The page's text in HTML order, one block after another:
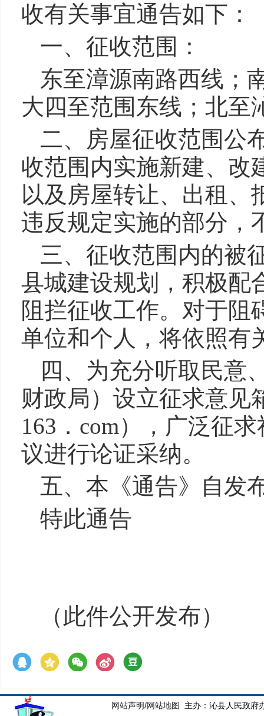
收有关事宜通告如下：
一、征收范围：
东至漳源南路西线；
大四至范围东线；北至
二、房屋征收范围公
收范围内实施新建、改
以及房屋转让、出租、
违反规定实施的部分，
三、征收范围内的被
县城建设规划，积极配
阻拦征收工作。对于阻
单位和个人，将依照有
四、为充分听取民意
财政局）设立征求意见
163．com），广泛征
议进行论证采纳。
五、本《通告》自发
特此通告
（此件公开发布）
网站声明/网站地图
主办：沁县人民政府